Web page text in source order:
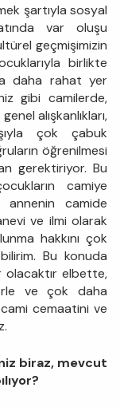
şartıyla sosyal
var oluşu
geçmişimizin
birlikte
daha rahat yer
gibi camilerde,
alışkanlıkları,
çok çabuk
öğrenilmesi
gerektiriyor. Bu
camiye
annenin camide
ve ilmi olarak
hakkını çok
Bu konuda
olacaktır elbette,
ve çok daha
cemaatini ve
biraz, mevcut